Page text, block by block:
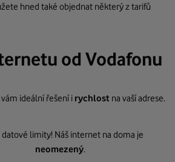
hned také objednat některý z tarifů
od Vodafonu
ideální řešení i rychlost na vaší adrese.
datové limity! Náš internet na doma je
neomezený.